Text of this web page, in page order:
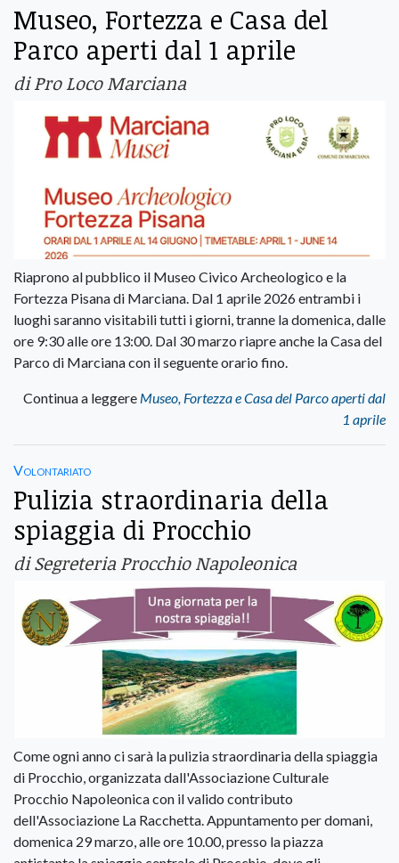
Museo, Fortezza e Casa del
Parco aperti dal 1 aprile
di Pro Loco Marciana
Riaprono al pubblico il Museo Civico Archeologico e la
Fortezza Pisana di Marciana. Dal 1 aprile 2026 entrambi i
luoghi saranno visitabili tutti i giorni, tranne la domenica, dalle
ore 9:30 alle ore 13:00. Dal 30 marzo riapre anche la Casa del
Parco di Marciana con il seguente orario fino.
Continua a leggere Museo, Fortezza e Casa del Parco aperti dal
1 aprile
Volontariato
Pulizia straordinaria della
spiaggia di Procchio
di Segreteria Procchio Napoleonica
Come ogni anno ci sarà la pulizia straordinaria della spiaggia
di Procchio, organizzata dall'Associazione Culturale
Procchio Napoleonica con il valido contributo
dell'Associazione La Racchetta. Appuntamento per domani,
domenica 29 marzo, alle ore 10.00, presso la piazza